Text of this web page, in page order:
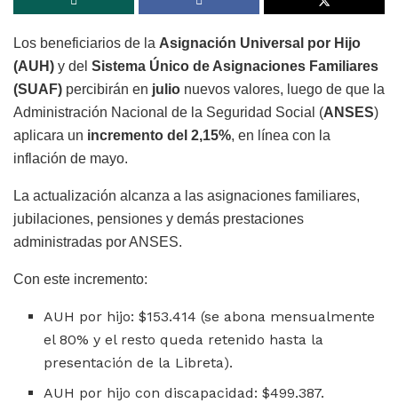
Los beneficiarios de la Asignación Universal por Hijo
(AUH) y del Sistema Único de Asignaciones Familiares
(SUAF) percibirán en julio nuevos valores, luego de que la
Administración Nacional de la Seguridad Social (ANSES)
aplicara un incremento del 2,15%, en línea con la
inflación de mayo.
La actualización alcanza a las asignaciones familiares,
jubilaciones, pensiones y demás prestaciones
administradas por ANSES.
Con este incremento:
AUH por hijo: $153.414 (se abona mensualmente
el 80% y el resto queda retenido hasta la
presentación de la Libreta).
AUH por hijo con discapacidad: $499.387.